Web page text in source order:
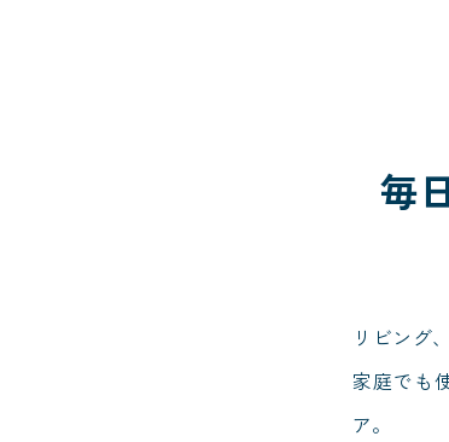
毎
リビング
家庭でも
ア。